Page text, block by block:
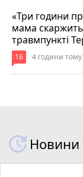
«Три години
мама
травмпункті
16 4 години тому
Новини